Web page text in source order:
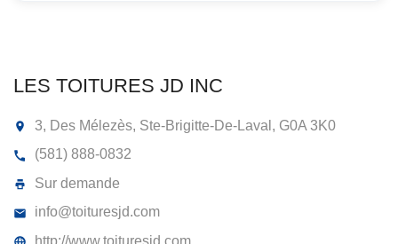
LES TOITURES JD INC